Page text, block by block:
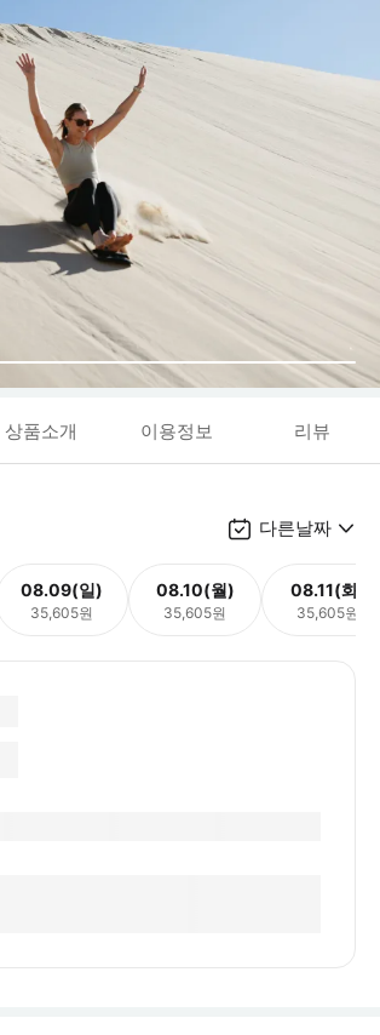
상품소개 이용정보 리뷰
다른날짜
08.09(일)
35,605원
08.10(월)
35,605원
08.11(화)
35,605원